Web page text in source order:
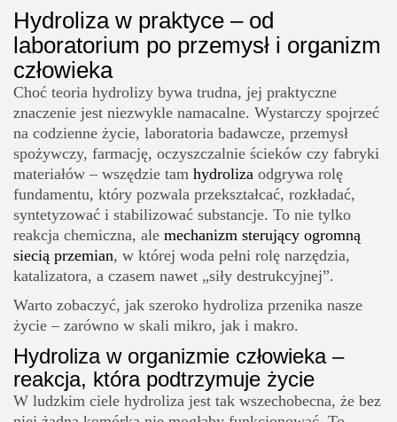
Hydroliza w praktyce – od
laboratorium po przemysł i organizm
człowieka
Choć teoria hydrolizy bywa trudna, jej praktyczne
znaczenie jest niezwykle namacalne. Wystarczy spojrzeć
na codzienne życie, laboratoria badawcze, przemysł
spożywczy, farmację, oczyszczalnie ścieków czy fabryki
materiałów – wszędzie tam hydroliza odgrywa rolę
fundamentu, który pozwala przekształcać, rozkładać,
syntetyzować i stabilizować substancje. To nie tylko
reakcja chemiczna, ale mechanizm sterujący ogromną
siecią przemian, w której woda pełni rolę narzędzia,
katalizatora, a czasem nawet „siły destrukcyjnej”.
Warto zobaczyć, jak szeroko hydroliza przenika nasze
życie – zarówno w skali mikro, jak i makro.
Hydroliza w organizmie człowieka –
reakcja, która podtrzymuje życie
W ludzkim ciele hydroliza jest tak wszechobecna, że bez